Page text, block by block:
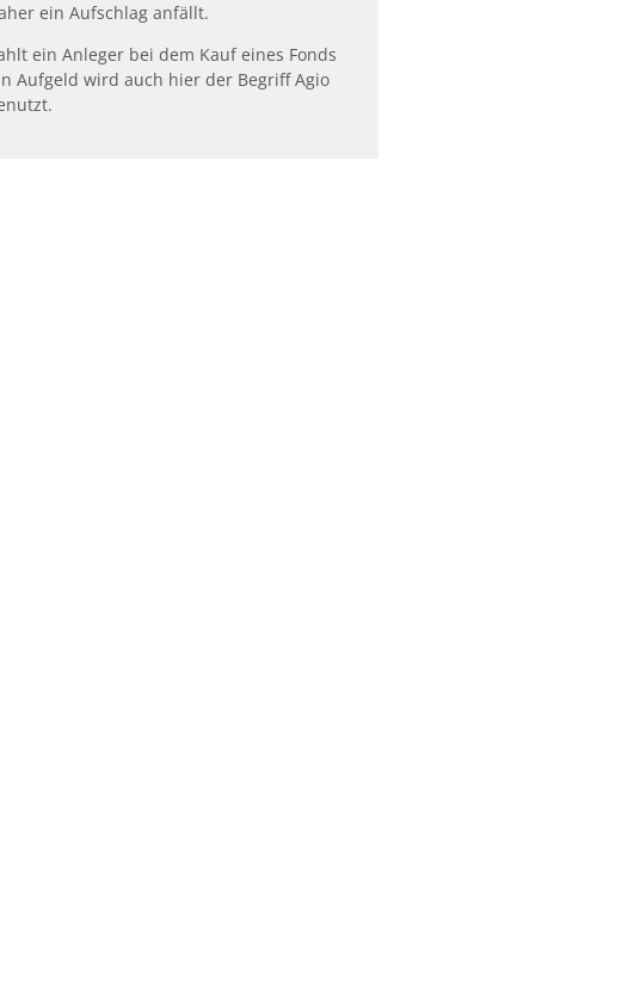
ein Aufschlag anfällt.
ein Anleger bei dem Kauf eines Fonds
Aufgeld wird auch hier der Begriff Agio